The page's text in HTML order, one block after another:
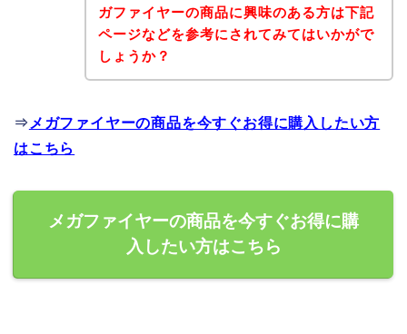
ガファイヤーの商品に興味のある方は下記
ページなどを参考にされてみてはいかがで
しょうか？
⇒ メガファイヤーの商品を今すぐお得に購入したい方
はこちら
メガファイヤーの商品を今すぐお得に購
入したい方はこちら